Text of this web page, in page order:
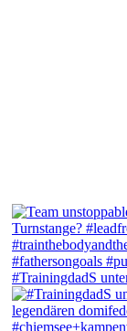
#TrainingdadS